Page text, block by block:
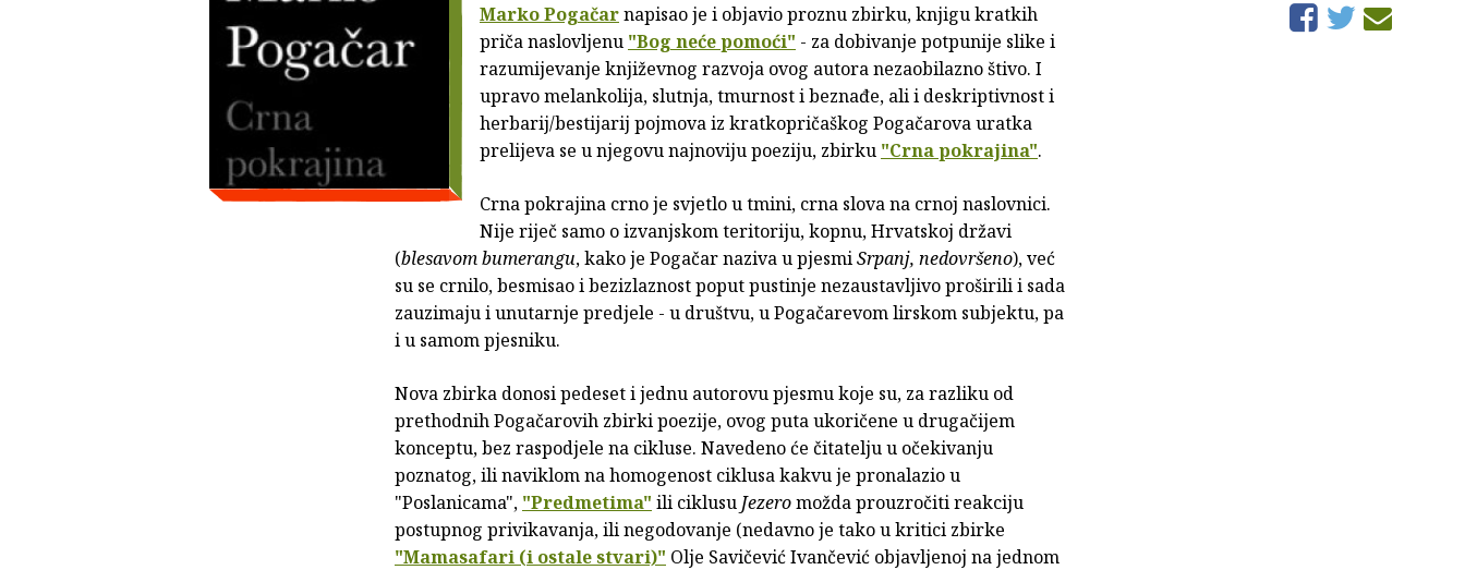
Marko Pogačarnapisao je i objavio proznu zbirku, knjigu kratkih
priča naslovljenu "Bog neće pomoći" - za dobivanje potpunije slike i
razumijevanje književnog razvoja ovog autora nezaobilazno štivo. I
upravo melankolija, slutnja, tmurnost i beznađe, ali i deskriptivnost i
herbarij/bestijarij pojmova iz kratkopričaškog Pogačarova uratka
prelijeva se u njegovu najnoviju poeziju, zbirku "Crna pokrajina".
Crna pokrajina crno je svjetlo u tmini, crna slova na crnoj naslovnici.
Nije riječ samo o izvanjskom teritoriju, kopnu, Hrvatskoj državi
(blesavom bumerangu, kako je Pogačar naziva u pjesmiSrpanj, nedovršeno), već
su se crnilo, besmisao i bezizlaznost poput pustinje nezaustavljivo proširili i sada
zauzimaju i unutarnje predjele - u društvu, u Pogačarevom lirskom subjektu, pa
i u samom pjesniku.
Nova zbirka donosi pedeset i jednu autorovu pjesmu koje su, za razliku od
prethodnih Pogačarovih zbirki poezije, ovog puta ukoričene u drugačijem
konceptu, bez raspodjele na cikluse. Navedeno će čitatelju u očekivanju
poznatog, ili naviklom na homogenost ciklusa kakvu je pronalazio u
"Poslanicama", "Predmetima" ili ciklusu Jezeromožda prouzročiti reakciju
postupnog privikavanja, ili negodovanje (nedavno je tako u kritici zbirke
"Mamasafari (i ostale stvari)" Olje Savičević Ivančević objavljenoj na jednom